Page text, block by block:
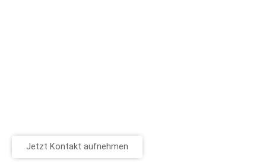
Jetzt Kontakt aufnehmen